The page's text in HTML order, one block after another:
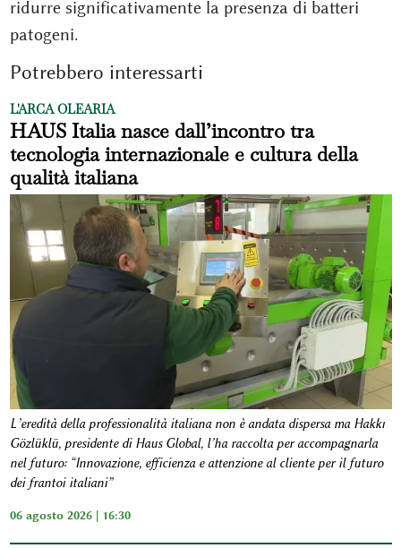
ridurre significativamente la presenza di batteri
patogeni.
Potrebbero interessarti
L'ARCA OLEARIA
HAUS Italia nasce dall’incontro tra
tecnologia internazionale e cultura della
qualità italiana
L’eredità della professionalità italiana non è andata dispersa ma Hakkı
Gözlüklü, presidente di Haus Global, l’ha raccolta per accompagnarla
nel futuro: “Innovazione, efficienza e attenzione al cliente per il futuro
dei frantoi italiani”
06 agosto 2026 | 16:30